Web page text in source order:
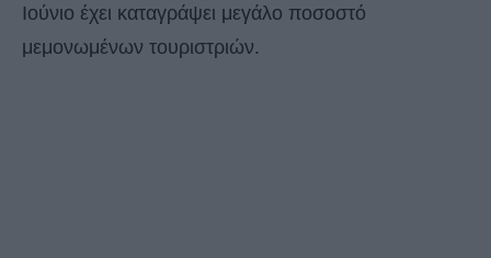
Ιούνιο έχει καταγράψει μεγάλο ποσοστό
μεμονωμένων τουριστριών.